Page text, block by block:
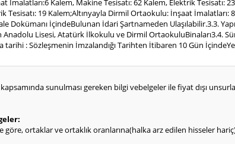
İmalatları:6 Kalem, Makine Tesisatı: 62 Kalem, Elektrik Tesisatı:
19 Kalem;Altınyayla Dirmil Ortaokulu: İnşaat İmalatları:
Dokümanı İçindeBulunan İdari Şartnameden Ulaşılabilir.3.3.
Lisesi, Atatürk İlkokulu ve Dirmil OrtaokuluBinaları3.4.
: Sözleşmenin İmzalandığı Tarihten İtibaren 10 Gün
sunulması gereken bilgi vebelgeler ile fiyat dışı
ortaklar ve ortaklık oranlarına(halka arz edilen hisseler